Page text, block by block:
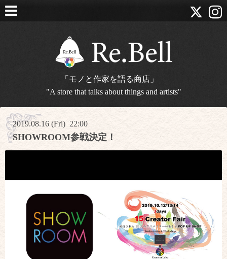
「モノと作家を語る商店」
"A store that talks about things and artists"
2019.08.16 (Fri) 22:00
SHOWROOM参戦決定！